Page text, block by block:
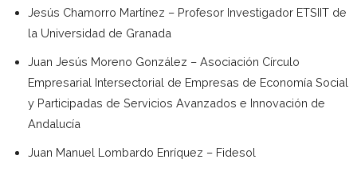
Jesús Chamorro Martínez – Profesor Investigador ETSIIT de
la Universidad de Granada
Juan Jesús Moreno González – Asociación Círculo
Empresarial Intersectorial de Empresas de Economía Social
y Participadas de Servicios Avanzados e Innovación de
Andalucía
Juan Manuel Lombardo Enríquez – Fidesol